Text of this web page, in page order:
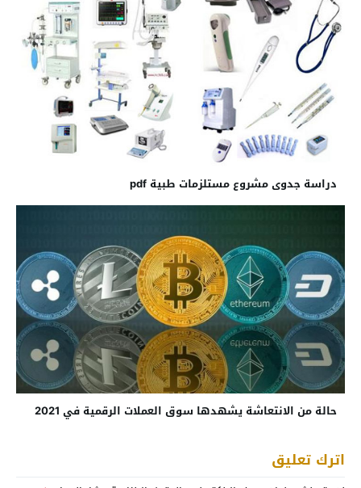
دراسة جدوى مشروع مستلزمات طبية pdf
حالة من الانتعاشة يشهدها سوق العملات الرقمية في 2021
اترك تعليق